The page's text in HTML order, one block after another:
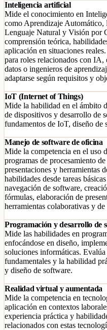
Inteligencia artificial
Mide el conocimiento en
como Aprendizaje Automático,
Lenguaje Natural y Visión por
comprensión teórica,
aplicación en situaciones
para roles relacionados con
datos o ingenieros de
adaptarse según requisitos y
IoT (Internet of Things)
Mide la habilidad en el ámbito
de dispositivos y desarrollo de
fundamentos de IoT, diseño de
Manejo de software de oficina
Mide la competencia en el uso
programas de procesamiento
presentaciones y herramientas
habilidades desde tareas
navegación de software,
fórmulas, elaboración de
herramientas colaborativas y de
Programación y desarrollo de
Mide las habilidades en
enfocándose en diseño,
soluciones informáticas.
fundamentales y la habilidad
y diseño de software.
Realidad virtual y aumentada
Mide la competencia en
aplicación en contextos
experiencia práctica y
relacionados con estas